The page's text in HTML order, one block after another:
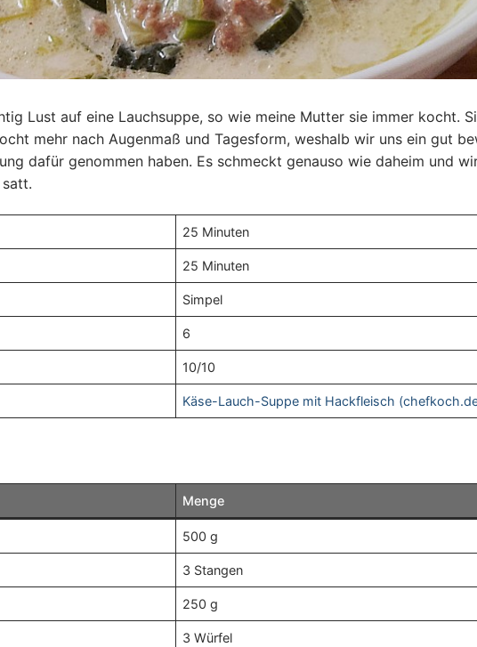
Lust auf eine Lauchsuppe, so wie meine Mutter sie immer kocht.
mehr nach Augenmaß und Tagesform, weshalb wir uns ein gut
dafür genommen haben. Es schmeckt genauso wie daheim und
25 Minuten
25 Minuten
Simpel
6
10/10
Käse-Lauch-Suppe mit Hackfleisch
Menge
500 g
3 Stangen
250 g
3 Würfel